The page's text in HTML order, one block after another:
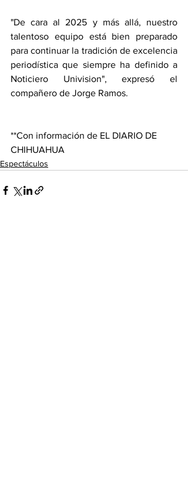
"De cara al 2025 y más allá, nuestro
talentoso equipo está bien preparado
para continuar la tradición de excelencia
periodística que siempre ha definido a
Noticiero Univision", expresó el
compañero de Jorge Ramos.
**Con información de EL DIARIO DE
CHIHUAHUA
Espectáculos